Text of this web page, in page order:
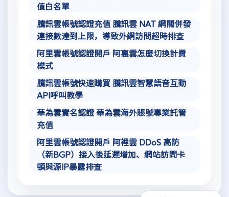
值白名單
騰訊雲帳號認證充值 騰訊雲 NAT 網關併發
連接數達到上限，導致外網訪問超時排查
阿里雲帳號認證開戶 阿裏雲怎麼切換計費
模式
騰訊雲帳號快速購買 騰訊雲智慧語音互動
API呼叫教學
華為雲實名認證 華為雲海外賬號專業託管
充值
阿里雲帳號認證開戶 阿裡雲 DDoS 高防
（新BGP）接入後延遲增加、網站訪問卡
頓與源IP暴露排查